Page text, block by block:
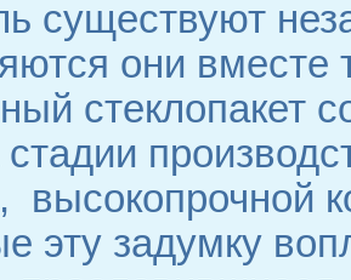
существуют
они вместе
стеклопакет
высокопрочной
эту задумку